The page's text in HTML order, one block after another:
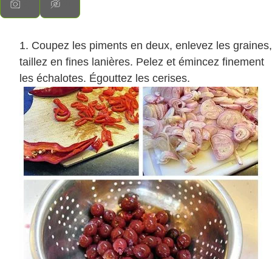
Coupez les piments en deux, enlevez les graines,
taillez en fines lanières. Pelez et émincez finement
les échalotes. Égouttez les cerises.